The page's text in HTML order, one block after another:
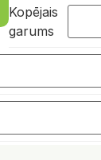
Kopējais
garums